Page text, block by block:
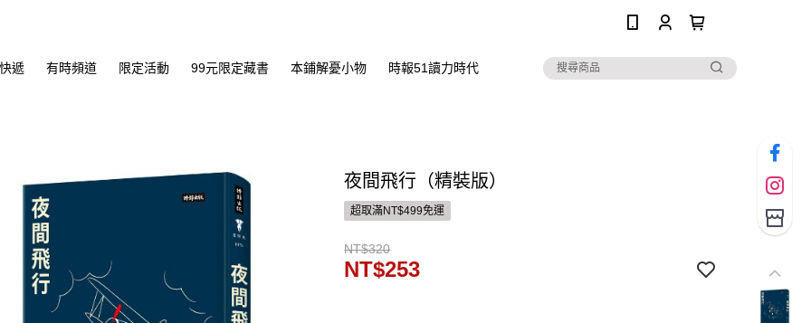
遞 有時頻道 限定活動 99元限定藏書 本鋪解憂小物 時報51讀力時代
夜間飛行（精裝版）
超取滿NT$499免運
NT$320
NT$253